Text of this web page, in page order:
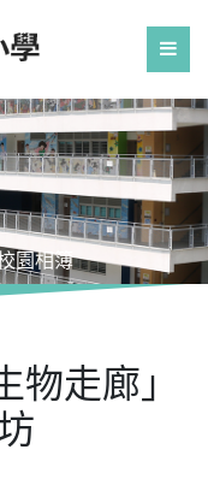
園相簿
走廊」